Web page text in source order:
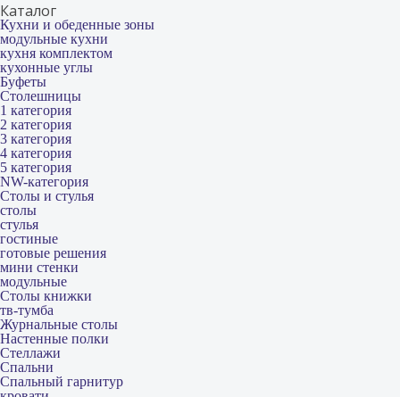
Каталог
Кухни и обеденные зоны
модульные кухни
кухня комплектом
кухонные углы
Буфеты
Столешницы
1 категория
2 категория
3 категория
4 категория
5 категория
NW-категория
Столы и стулья
столы
стулья
гостиные
готовые решения
мини стенки
модульные
Столы книжки
тв-тумба
Журнальные столы
Настенные полки
Стеллажи
Спальни
Спальный гарнитур